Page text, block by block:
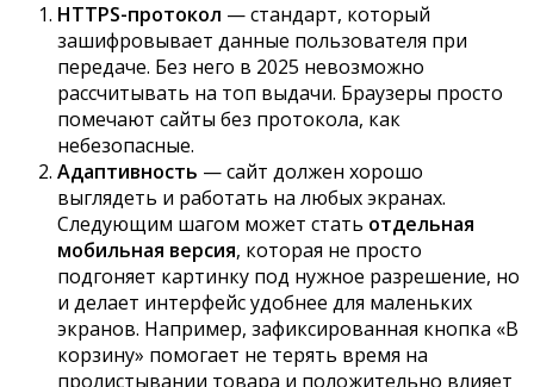
HTTPS-протокол — стандарт, который
зашифровывает данные пользователя при
передаче. Без него в 2025 невозможно
рассчитывать на топ выдачи. Браузеры просто
помечают сайты без протокола, как
небезопасные.
Адаптивность — сайт должен хорошо
выглядеть и работать на любых экранах.
Следующим шагом может стать отдельная
мобильная версия, которая не просто
подгоняет картинку под нужное разрешение, но
и делает интерфейс удобнее для маленьких
экранов. Например, зафиксированная кнопка «В
корзину» помогает не терять время на
пролистывании товара и положительно влияет